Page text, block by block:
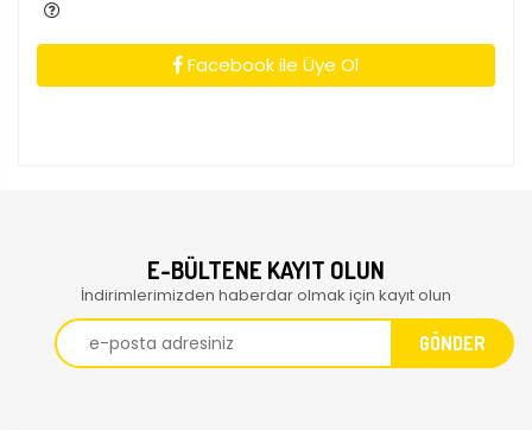
Facebook ile Üye Ol
E-BÜLTENE KAYIT OLUN
İndirimlerimizden haberdar olmak için kayıt olun